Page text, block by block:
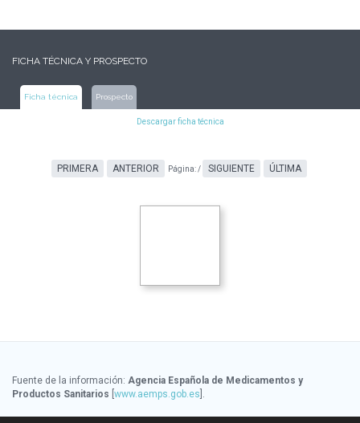
FICHA TÉCNICA Y PROSPECTO
Ficha técnica Prospecto
Descargar ficha técnica
PRIMERA ANTERIOR Página:/ SIGUIENTE ÚLTIMA
Fuente de la información: Agencia Española de Medicamentos y
Productos Sanitarios www.aemps.gob.es ].